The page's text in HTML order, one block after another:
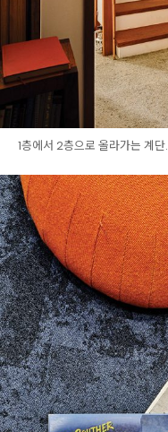
1층에서 2층으로 올라가는 계단.